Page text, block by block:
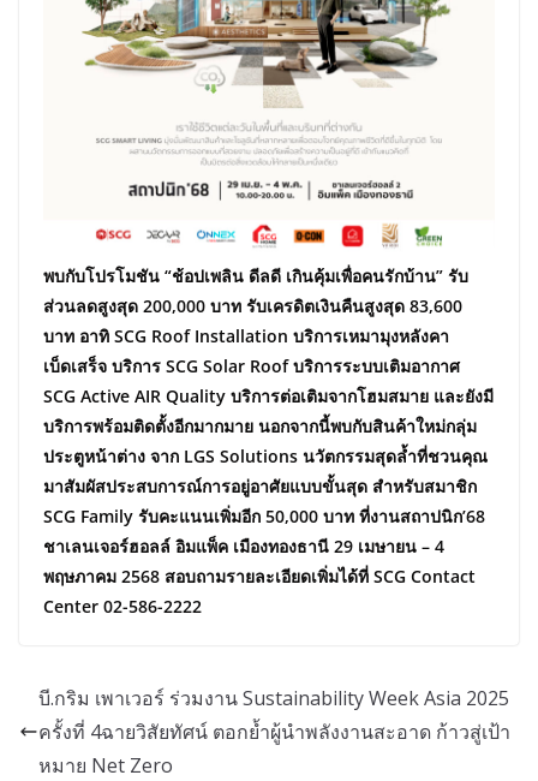
พบกับโปรโมชัน “ช้อปเพลิน ดีลดี เกินคุ้มเพื่อคนรักบ้าน” รับ
ส่วนลดสูงสุด 200,000 บาท รับเครดิตเงินคืนสูงสุด 83,600
บาท อาทิ SCG Roof Installation บริการเหมามุงหลังคา
เบ็ดเสร็จ บริการ SCG Solar Roof บริการระบบเติมอากาศ
SCG Active AIR Quality บริการต่อเติมจากโฮมสมาย และยังมี
บริการพร้อมติดตั้งอีกมากมาย นอกจากนี้พบกับสินค้าใหม่กลุ่ม
ประตูหน้าต่าง จาก LGS Solutions นวัตกรรมสุดล้ำที่ชวนคุณ
มาสัมผัสประสบการณ์การอยู่อาศัยแบบขั้นสุด สำหรับสมาชิก
SCG Family รับคะแนนเพิ่มอีก 50,000 บาท ที่งานสถาปนิก’68
ชาเลนเจอร์ฮอลล์ อิมแพ็ค เมืองทองธานี 29 เมษายน – 4
พฤษภาคม 2568 สอบถามรายละเอียดเพิ่มได้ที่ SCG Contact
Center 02-586-2222
บี.กริม เพาเวอร์ ร่วมงาน Sustainability Week Asia 2025
ครั้งที่ 4ฉายวิสัยทัศน์ ตอกย้ำผู้นำพลังงานสะอาด ก้าวสู่เป้า
หมาย Net Zero